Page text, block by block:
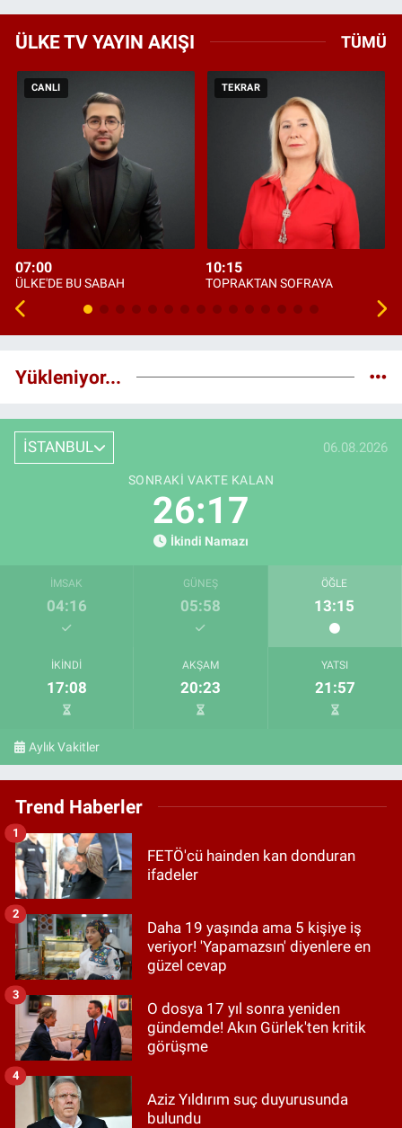
ÜLKE TV YAYIN AKIŞI TÜMÜ
CANLI
07:00
ÜLKE'DE BU SABAH
TEKRAR
10:15
TOPRAKTAN SOFRAYA
Yükleniyor...
İSTANBUL 06.08.2026
SONRAKI VAKTE KALAN
26:16
İkindi Namazı
İMSAK
04:16
GÜNEŞ
05:58
ÖĞLE
13:15
İKINDI
17:08
AKŞAM
20:23
YATSI
21:57
Aylık Vakitler
Trend Haberler
FETÖ'cü hainden kan donduran
ifadeler
1
Daha 19 yaşında ama 5 kişiye iş
veriyor! 'Yapamazsın' diyenlere en
güzel cevap
2
O dosya 17 yıl sonra yeniden
gündemde! Akın Gürlek'ten kritik
görüşme
3
Aziz Yıldırım suç duyurusunda
bulundu
4